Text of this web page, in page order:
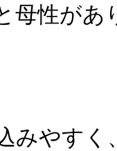
母性があ
みやすく